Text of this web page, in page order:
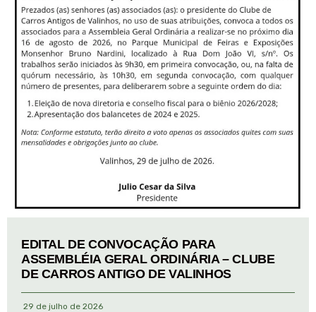
EDITAL DE CONVOCAÇÃO PARA
ASSEMBLÉIA GERAL ORDINÁRIA – CLUBE
DE CARROS ANTIGO DE VALINHOS
29 de julho de 2026